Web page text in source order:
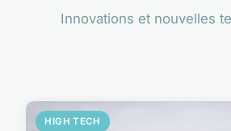
Innovations et nouvelles
HIGH TECH